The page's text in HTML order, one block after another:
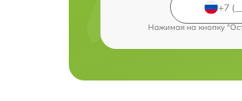
Нажимая на кнопку